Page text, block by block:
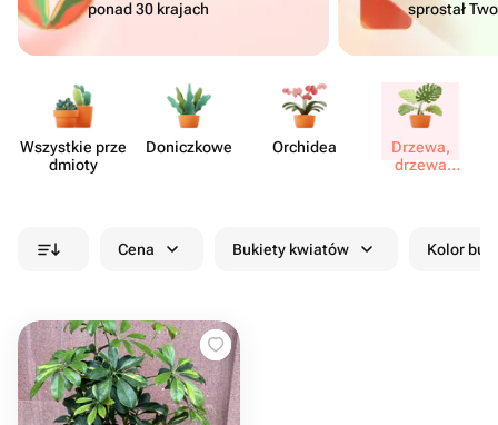
ponad 30 krajach
sprostał
Wszystkie prze​
dmioty
Doni​czkowe Orchidea
Drzewa,
drzewa
Cena Bukiety kwiatów Kolor